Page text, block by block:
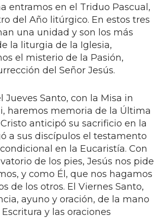
entramos en el Triduo Pascual,
del Año litúrgico. En estos tres
una unidad y son los más
la liturgia de la Iglesia,
el misterio de la Pasión,
del Señor Jesús.
Jueves Santo, con la Misa in
haremos memoria de la Última
anticipó su sacrificio en la
a sus discípulos el testamento
en la Eucaristía. Con
de los pies, Jesús nos pide
y como Él, que nos hagamos
de los otros. El Viernes Santo,
ayuno y oración, de la mano
y las oraciones